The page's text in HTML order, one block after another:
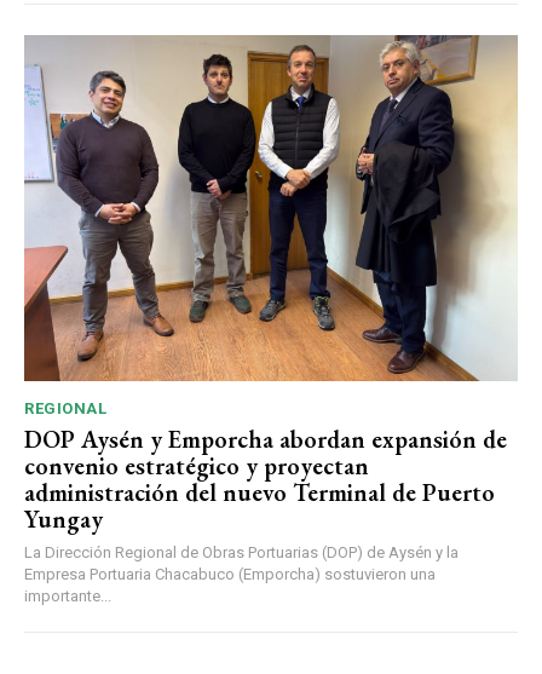
REGIONAL
DOP Aysén y Emporcha abordan expansión de
convenio estratégico y proyectan
administración del nuevo Terminal de Puerto
Yungay
La Dirección Regional de Obras Portuarias (DOP) de Aysén y la
Empresa Portuaria Chacabuco (Emporcha) sostuvieron una
importante...